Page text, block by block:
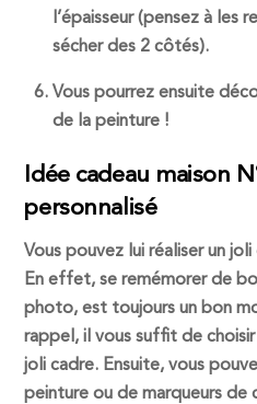
l’épaisseur (pensez à les
sécher des 2 côtés).
Vous pourrez ensuite
de la peinture !
Idée cadeau maison
personnalisé
Vous pouvez lui réaliser un
En effet, se remémorer de
photo, est toujours un bon
rappel, il vous suffit de
joli cadre. Ensuite, vous
peinture ou de marqueurs de